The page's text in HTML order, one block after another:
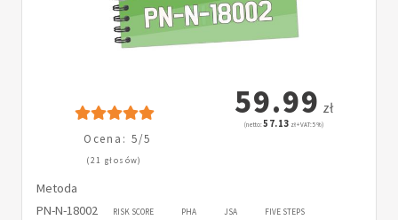
Ocena: 5/5
(21 głosów)
59.99 zł
(netto:57.13 zł + VAT: 5%)
Metoda
PN-N-18002
RISK SCORE PHA JSA FIVE STEPS